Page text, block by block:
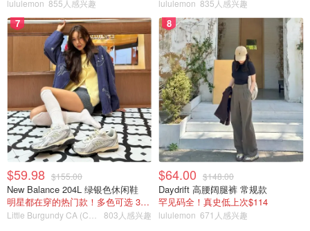
lululemon 855人感兴趣 lululemon 835人感兴趣
7
$59.98 $155.00
New Balance 204L 绿银色休闲鞋
明星都在穿的热门款！多色可选 3.8折
803人感兴趣
8
$64.00 $148.00
Daydrift 高腰阔腿裤 常规款
罕见码全！真史低上次$114
lululemon 671人感兴趣